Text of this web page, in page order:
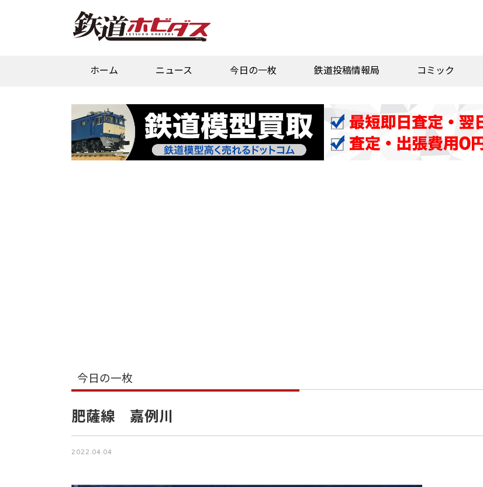
ホーム ニュース 今日の一枚 鉄道投稿情報局 コミック
今日の一枚
肥薩線 嘉例川
2022.04.04